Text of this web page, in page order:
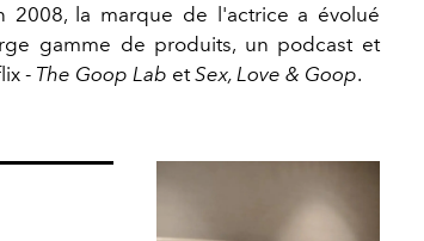
2008, la marque de l'actrice a évolué
gamme de produits, un podcast et
- The Goop Lab etSex, Love & Goop.